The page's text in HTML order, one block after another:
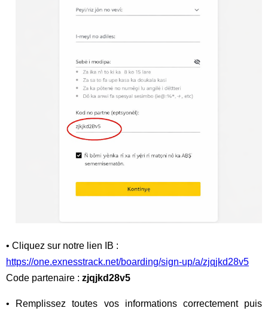
• Cliquez sur notre lien IB :
https://one.exnesstrack.net/boarding/sign-up/a/zjqjkd28v5
Code partenaire : zjqjkd28v5
• Remplissez toutes vos informations correctement puis